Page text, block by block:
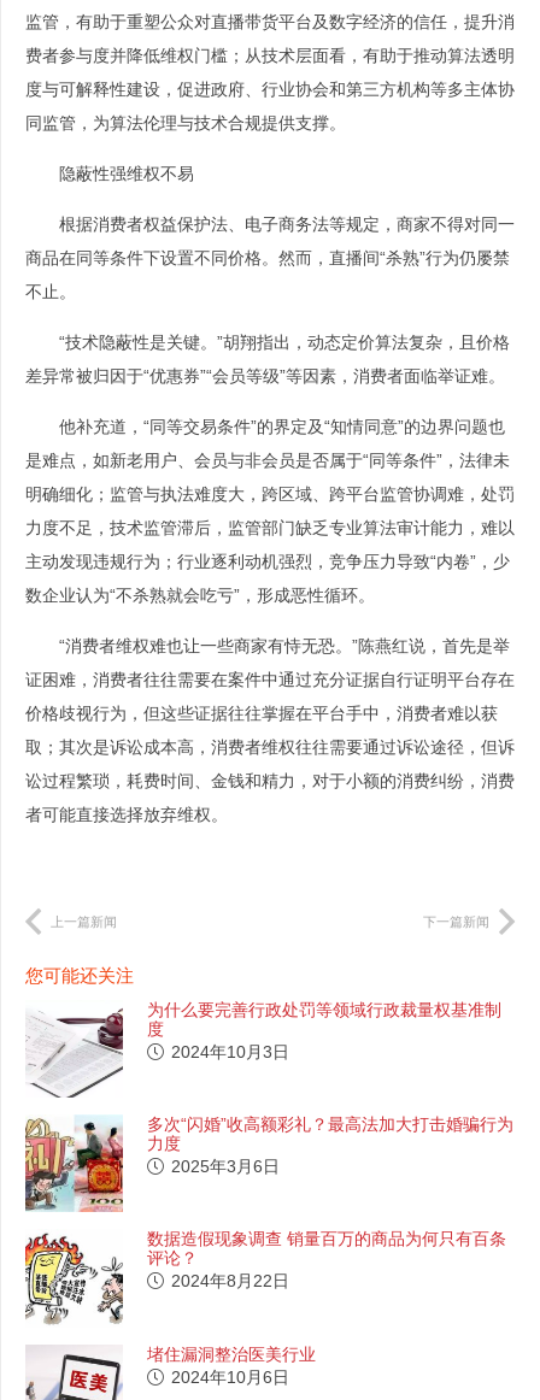
监管，有助于重塑公众对直播带货平台及数字经济的信任，提升消
费者参与度并降低维权门槛；从技术层面看，有助于推动算法透明
度与可解释性建设，促进政府、行业协会和第三方机构等多主体协
同监管，为算法伦理与技术合规提供支撑。
隐蔽性强维权不易
根据消费者权益保护法、电子商务法等规定，商家不得对同一
商品在同等条件下设置不同价格。然而，直播间“杀熟”行为仍屡禁
不止。
“技术隐蔽性是关键。”胡翔指出，动态定价算法复杂，且价格
差异常被归因于“优惠券”“会员等级”等因素，消费者面临举证难。
他补充道，“同等交易条件”的界定及“知情同意”的边界问题也
是难点，如新老用户、会员与非会员是否属于“同等条件”，法律未
明确细化；监管与执法难度大，跨区域、跨平台监管协调难，处罚
力度不足，技术监管滞后，监管部门缺乏专业算法审计能力，难以
主动发现违规行为；行业逐利动机强烈，竞争压力导致“内卷”，少
数企业认为“不杀熟就会吃亏”，形成恶性循环。
“消费者维权难也让一些商家有恃无恐。”陈燕红说，首先是举
证困难，消费者往往需要在案件中通过充分证据自行证明平台存在
价格歧视行为，但这些证据往往掌握在平台手中，消费者难以获
取；其次是诉讼成本高，消费者维权往往需要通过诉讼途径，但诉
讼过程繁琐，耗费时间、金钱和精力，对于小额的消费纠纷，消费
者可能直接选择放弃维权。
上一篇新闻 下一篇新闻
您可能还关注
为什么要完善行政处罚等领域行政裁量权基准制
度
2024年10月3日
多次“闪婚”收高额彩礼？最高法加大打击婚骗行为
力度
2025年3月6日
数据造假现象调查 销量百万的商品为何只有百条
评论？
2024年8月22日
堵住漏洞整治医美行业
2024年10月6日